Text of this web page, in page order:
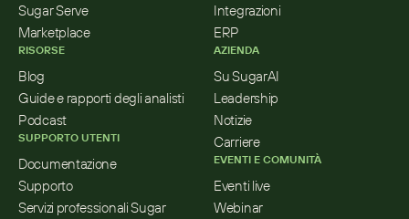
Sugar Serve
Marketplace
RISORSE
Blog
Guide e rapporti degli analisti
Podcast
SUPPORTO UTENTI
Documentazione
Supporto
Servizi professionali Sugar
Integrazioni
ERP
AZIENDA
Su SugarAI
Leadership
Notizie
Carriere
EVENTI E COMUNITÀ
Eventi live
Webinar